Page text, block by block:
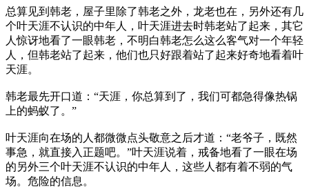
总算见到韩老，屋子里除了韩老之外，龙老也在，另外还有几
个叶天涯不认识的中年人，叶天涯进去时韩老站了起来，其它
人惊讶地看了一眼韩老，不明白韩老怎么这么客气对一个年轻
人，但韩老站了起来，他们也只好跟着站了起来好奇地看着叶
天涯。
韩老最先开口道：“天涯，你总算到了，我们可都急得像热锅
上的蚂蚁了。”
叶天涯向在场的人都微微点头敬意之后才道：“老爷子，既然
事急，就直接入正题吧。”叶天涯说着，戒备地看了一眼在场
的另外三个叶天涯不认识的中年人，这些人都有着不弱的气
场。危险的信息。